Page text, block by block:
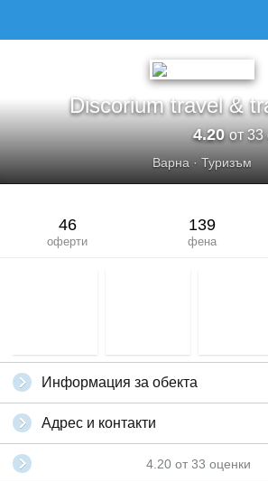
Discorium travel &
4.20от 33
Варна · Туризъм
46
оферти
139
фена
Информация за обекта
Адрес и контакти
4.20 от 33 оценки